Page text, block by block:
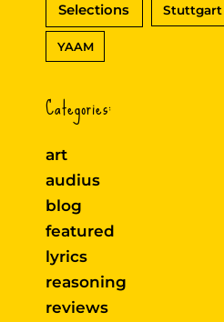
Selections Stuttgart
YAAM
Categories:
art
audius
blog
featured
lyrics
reasoning
reviews